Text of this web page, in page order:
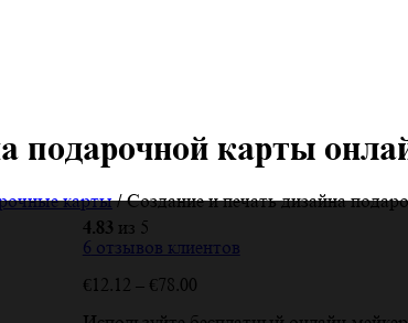
подарочной карты
карты/ Создание и печать дизайна
4.83 из 5
6 отзывов клиентов
€12.12 – €78.00Диапазон